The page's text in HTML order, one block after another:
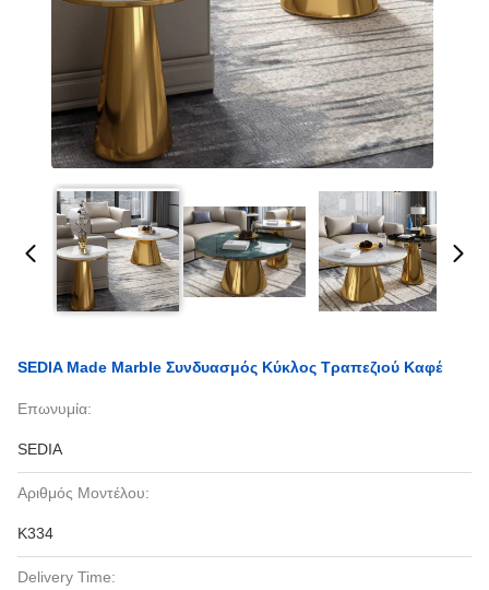
SEDIA Made Marble Συνδυασμός Κύκλος Τραπεζιού Καφέ
Επωνυμία:
SEDIA
Αριθμός Μοντέλου:
Κ334
Delivery Time: